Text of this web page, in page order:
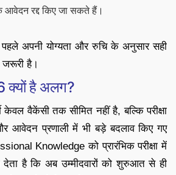
आवेदन रद्द किए जा सकते हैं।
अपनी योग्यता और रुचि के अनुसार सही
है।
क्यों है अलग?
केवल वैकेंसी तक सीमित नहीं है, बल्कि परीक्षा
आवेदन प्रणाली में भी बड़े बदलाव किए गए
Knowledge को प्रारंभिक परीक्षा में
है कि अब उम्मीदवारों को शुरुआत से ही